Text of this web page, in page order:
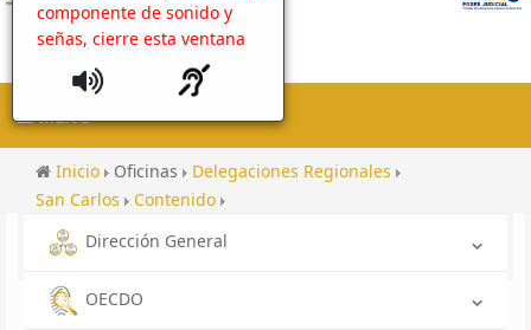
componente de sonido y
señas, cierre esta ventana
MENU
Inicio Oficinas
Delegaciones Regionales
San Carlos
Contenido
Galería Unión Costarricense de Cámaras y Asociaciones
del Sector Empresarial Privado UCCAEP
Dirección General
OECDO